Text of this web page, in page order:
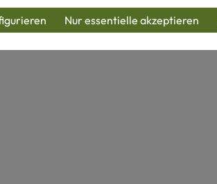
Nur essentielle akzeptieren